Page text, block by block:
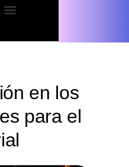
en los
para el